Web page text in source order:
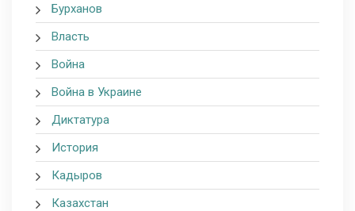
Бурханов
Власть
Война
Война в Украине
Диктатура
История
Кадыров
Казахстан